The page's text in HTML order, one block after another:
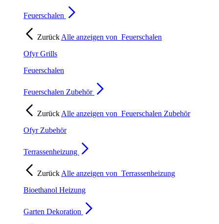
Feuerschalen
Zurück Alle anzeigen von Feuerschalen
Ofyr Grills
Feuerschalen
Feuerschalen Zubehör
Zurück Alle anzeigen von Feuerschalen Zubehör
Ofyr Zubehör
Terrassenheizung
Zurück Alle anzeigen von Terrassenheizung
Bioethanol Heizung
Garten Dekoration